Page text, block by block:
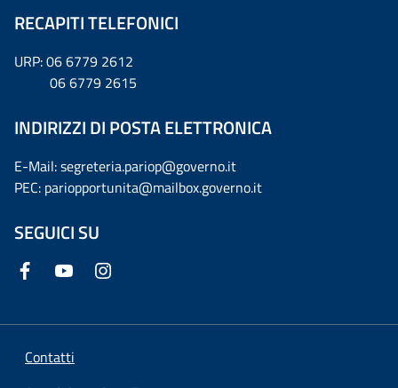
RECAPITI TELEFONICI
URP: 06 6779 2612
06 6779 2615
INDIRIZZI DI POSTA ELETTRONICA
E-Mail: segreteria.pariop@governo.it
PEC: pariopportunita@mailbox.governo.it
SEGUICI SU
Contatti